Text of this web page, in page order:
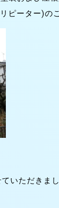
ピーター)の
いただきまし